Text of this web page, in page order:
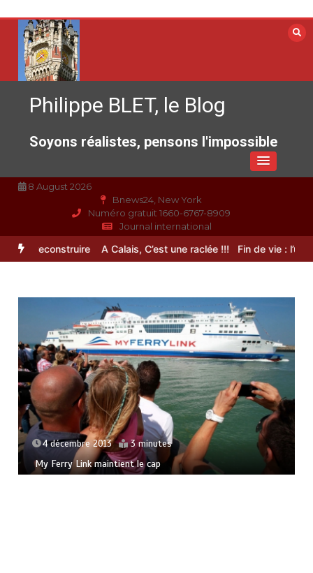
contenu
Philippe BLET, le Blog
Soyons réalistes, pensons l'impossible
8 August 2026
Bnews24, New York
Numéro gratuit 1660-6767-8909
Journal international
à reconstruire A Calais, C’est une raclée !!! Fin de vie :
4 décembre 2013 3 minutes
My Ferry Link maintient le cap